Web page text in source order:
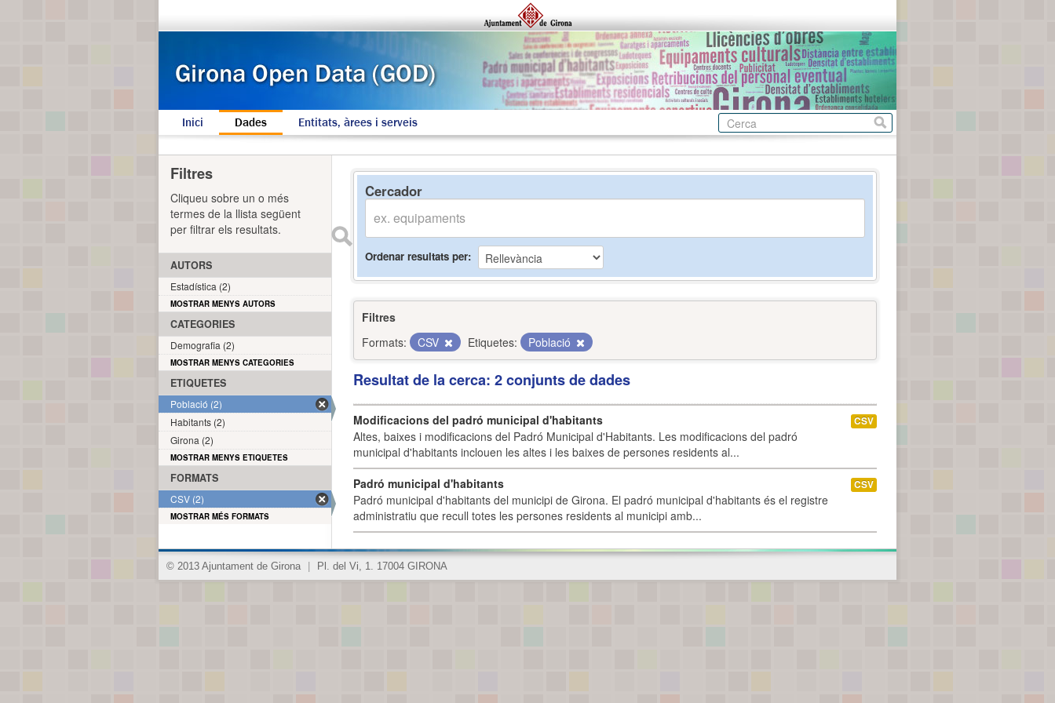
Inici Dades Entitats, àrees i serveis
Cercador
Ordenar resultats per
Filtres
Formats:
CSV Etiquetes: Població
Resultat de la cerca: 2 conjunts de dades
Modificacions del padró municipal d'habitants
Altes, baixes i modificacions del Padró Municipal d'Habitants. Les modificacions del padró
municipal d'habitants inclouen les altes i les baixes de persones residents al...
CSV
Padró municipal d'habitants
Padró municipal d'habitants del municipi de Girona. El padró municipal d'habitants és el registre
administratiu que recull totes les persones residents al municipi amb...
CSV
Filtres
Cliqueu sobre un o més
termes de la llista següent
per filtrar els resultats.
AUTORS
Estadística (2)
MOSTRAR MENYS AUTORS
CATEGORIES
Demografia (2)
MOSTRAR MENYS CATEGORIES
ETIQUETES
Població (2)
Habitants (2)
Girona (2)
MOSTRAR MENYS ETIQUETES
FORMATS
CSV (2)
MOSTRAR MÉS FORMATS
© 2013 Ajuntament de Girona Pl. del Vi, 1. 17004 GIRONA